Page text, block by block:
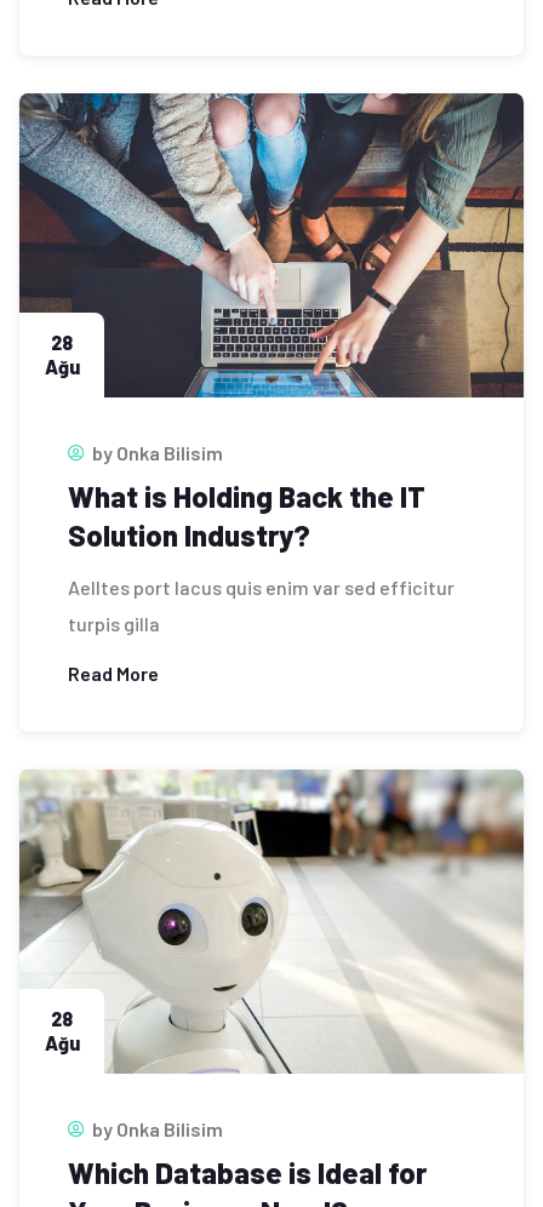
28
Ağu
by Onka Bilisim
What is Holding Back the IT
Solution Industry?
Aelltes port lacus quis enim var sed efficitur
turpis gilla
Read More
28
Ağu
by Onka Bilisim
Which Database is Ideal for